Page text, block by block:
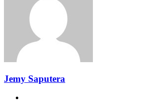
Jemy Saputera